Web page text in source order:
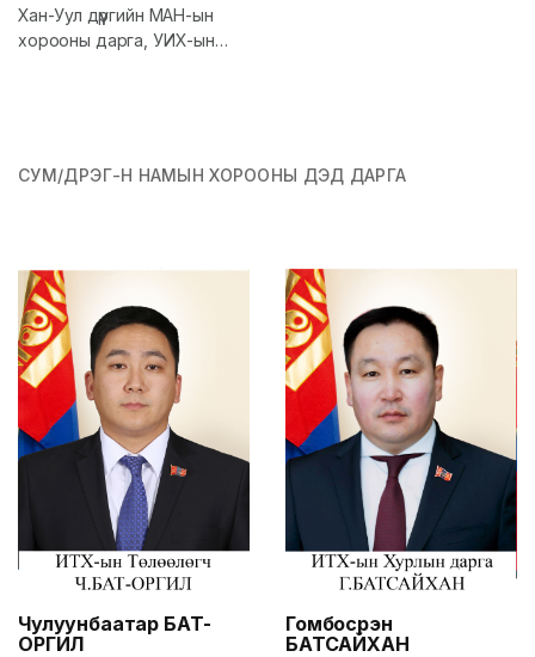
Хан-Уул дүүргийн МАН-ын
хорооны дарга, УИХ-ын
СУМ/ДҮҮРЭГ-Н НАМЫН ХОРООНЫ ДЭД ДАРГА
Чулуунбаатар БАТ-
ОРГИЛ
Гомбосүрэн
БАТСАЙХАН